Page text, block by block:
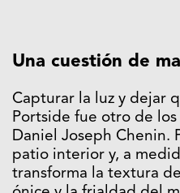
Una cuestión de
Capturar la luz y dejar
Portside fue otro de
Daniel Joseph Chenin.
patio interior y, a
transforma la textura